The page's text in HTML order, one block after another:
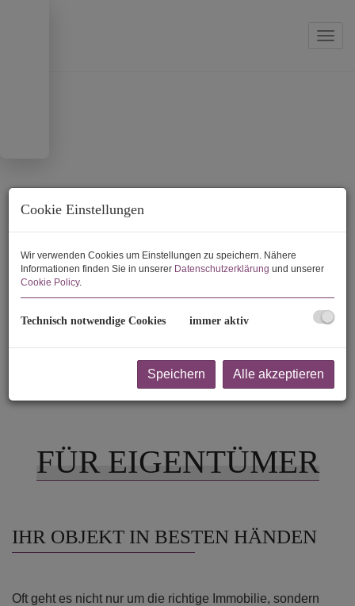
FÜR EIGENTÜMER
IHR OBJEKT IN BESTEN HÄNDEN
Oft geht es nicht nur um die richtige Immobilie, sondern
Cookie Einstellungen
Wir verwenden Cookies um Einstellungen zu speichern. Nähere
Informationen finden Sie in unserer Datenschutzerklärung und unserer
Cookie Policy.
Technisch notwendige Cookies immer aktiv
Speichern Alle akzeptieren